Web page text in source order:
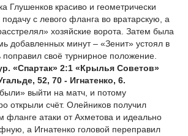
Глушенков красиво и геометрически
с левого фланга во вратарскую, а
хозяйские ворота. Затем была
добавленных минут – «Зенит» устоял в
поправил своё турнирное положение.
«Спартак» 2:1 «Крылья Советов»
52, 70 - Игнатенко, 6.
выйти на матч, и потому
открыли счёт. Олейников получил
фланге атаки от Ахметова и идеально
а Игнатенко головой переправил